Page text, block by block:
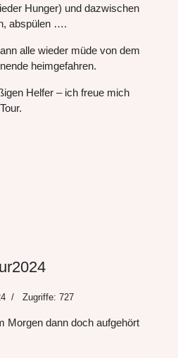
Hunger) und dazwischen
abspülen ….
alle wieder müde von dem
heimgefahren.
Helfer – ich freue mich
Zugriffe: 727
Morgen dann doch aufgehört